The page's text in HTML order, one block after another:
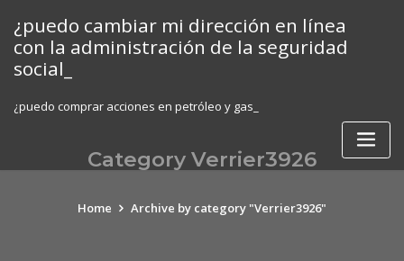
content
¿puedo cambiar mi dirección en línea
con la administración de la seguridad
social_
¿puedo comprar acciones en petróleo y gas_
Category Verrier3926
Home Archive by category "Verrier3926"